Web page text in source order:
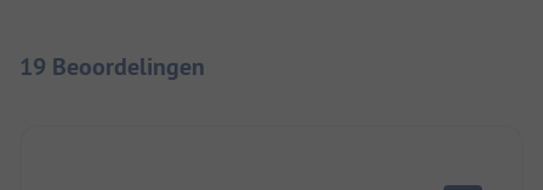
19 Beoordelingen